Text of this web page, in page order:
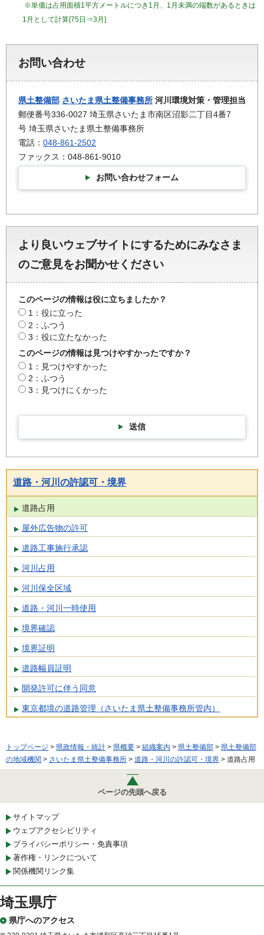
※単価は占用面積1平方メートルにつき1月、1月未満の端数があるときは
1月として計算[75日⇒3月]
お問い合わせ
県土整備部 さいたま県土整備事務所 河川環境対策・管理担当
郵便番号336-0027 埼玉県さいたま市南区沼影二丁目4番7
号 埼玉県さいたま県土整備事務所
電話： 048-861-2502
ファックス：048-861-9010
お問い合わせフォーム
より良いウェブサイトにするためにみなさま
のご意見をお聞かせください
このページの情報は役に立ちましたか？
1：役に立った
2：ふつう
3：役に立たなかった
このページの情報は見つけやすかったですか？
1：見つけやすかった
2：ふつう
3：見つけにくかった
送信
道路・河川の許認可・境界
道路占用
屋外広告物の許可
道路工事施行承認
河川占用
河川保全区域
道路・河川一時使用
境界確認
境界証明
道路幅員証明
開発許可に伴う同意
東京都境の道路管理（さいたま県土整備事務所管内）
トップページ > 県政情報・統計 > 県概要 > 組織案内 > 県土整備部 > 県土整備部
の地域機関 > さいたま県土整備事務所 > 道路・河川の許認可・境界 > 道路占用
ページの先頭へ戻る
サイトマップ
ウェブアクセシビリティ
プライバシーポリシー・免責事項
著作権・リンクについて
関係機関リンク集
埼玉県庁
県庁へのアクセス